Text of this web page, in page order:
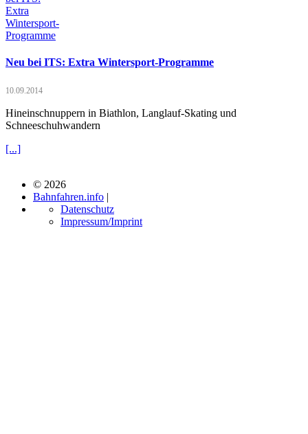
Neu bei ITS: Extra Wintersport-Programme
10.09.2014
Hineinschnuppern in Biathlon, Langlauf-Skating und
Schneeschuhwandern
[...]
© 2026
Bahnfahren.info |
Datenschutz
Impressum/Imprint